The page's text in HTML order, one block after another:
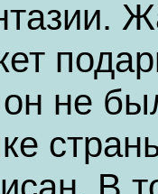
он не